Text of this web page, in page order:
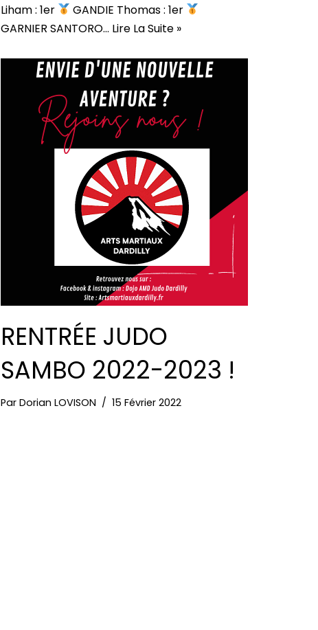
Liham : 1er
GANDIE Thomas : 1er
GARNIER SANTORO… Lire La Suite »
RENTRÉE JUDO
SAMBO 2022-2023 !
Par Dorian LOVISON 15 Février 2022